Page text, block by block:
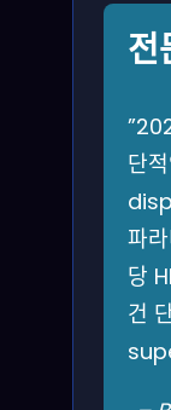
전
단
파
당
건